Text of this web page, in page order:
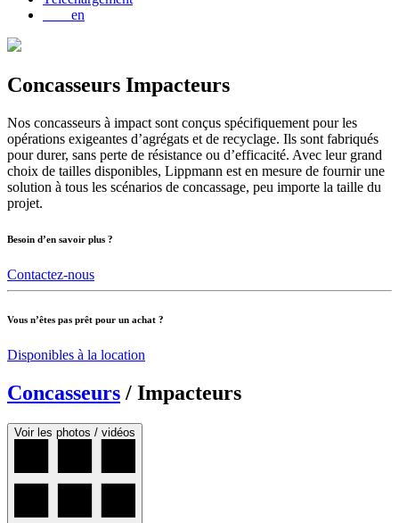
en
Concasseurs Impacteurs
Nos concasseurs à impact sont conçus spécifiquement pour les
opérations exigeantes d’agrégats et de recyclage. Ils sont fabriqués
pour durer, sans perte de résistance ou d’efficacité. Avec leur grand
choix de tailles disponibles, Lippmann est en mesure de fournir une
solution à tous les scénarios de concassage, peu importe la taille du
projet.
Besoin d’en savoir plus ?
Contactez-nous
Vous n’êtes pas prêt pour un achat ?
Disponibles à la location
Concasseurs / Impacteurs
Voir les photos / vidéos